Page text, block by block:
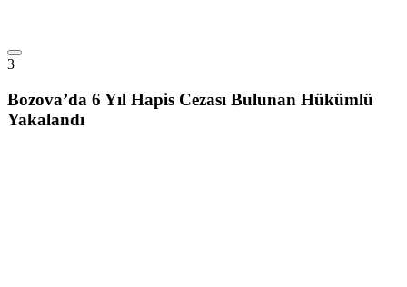
3
Bozova’da 6 Yıl Hapis Cezası Bulunan Hükümlü
Yakalandı